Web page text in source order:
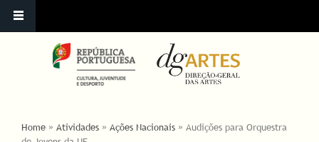
ESTÁ AQUI
Home » Atividades » Ações Nacionais » Audições para Orquestra